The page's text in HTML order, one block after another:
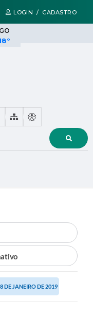
LOGIN / CADASTRO
DE JANEIRO DE 2019